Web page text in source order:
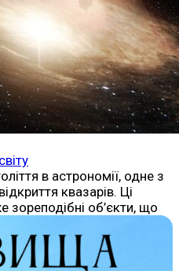
в астрономії, одне з
квазарів. Ці
зореподібні об’єкти, що